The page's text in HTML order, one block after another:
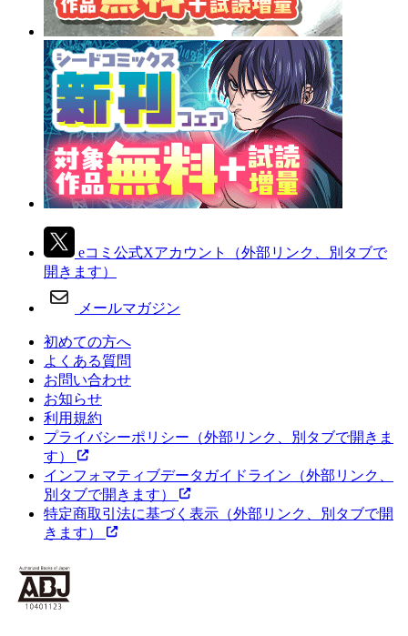
eコミ公式Xアカウント
（外部リンク、別タブで
開きます）
メールマガジン
初めての方へ
よくある質問
お問い合わせ
お知らせ
利用規約
プライバシーポリシー （外部リンク、別タブで開きま
す）
インフォマティブデータガイドライン （外部リンク、
別タブで開きます）
特定商取引法に基づく表示 （外部リンク、別タブで開
きます）